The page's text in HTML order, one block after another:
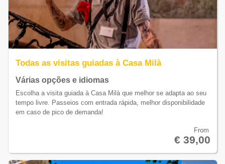
Todas as visitas guiadas à Casa Milà
Várias opções e idiomas
Escolha a visita guiada à Casa Milà que melhor se adapta ao seu
tempo livre. Passeios com entrada rápida, melhor disponibilidade
em caso de pico de demanda!
From
€ 39,00